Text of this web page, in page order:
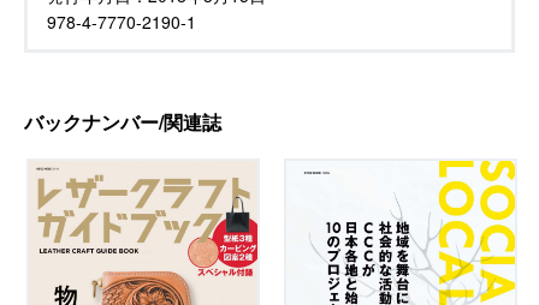
978-4-7770-2190-1
バックナンバー/関連誌